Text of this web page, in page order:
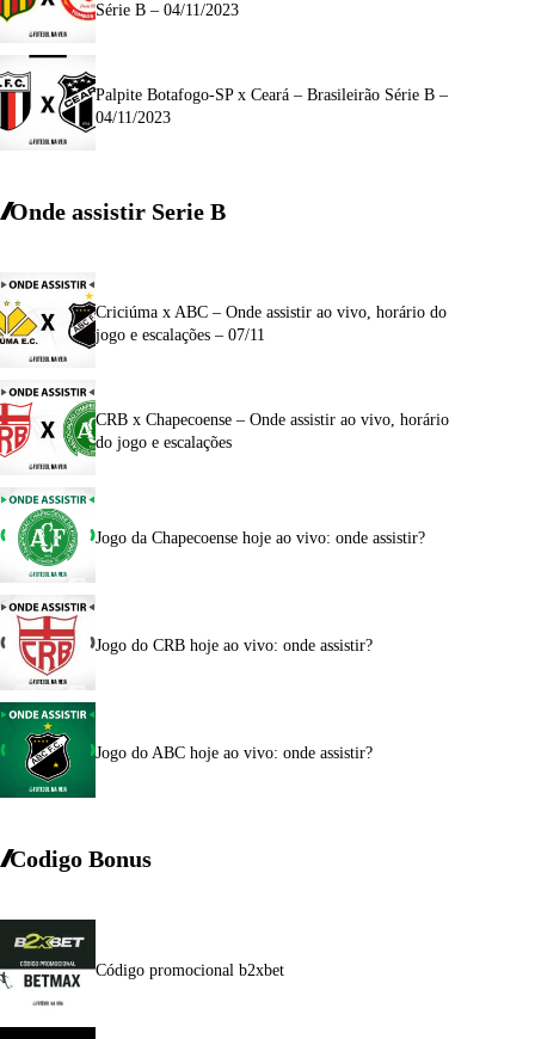
Série B – 04/11/2023
Palpite Botafogo-SP x Ceará – Brasileirão Série B –
04/11/2023
Onde assistir Serie B
Criciúma x ABC – Onde assistir ao vivo, horário do
jogo e escalações – 07/11
CRB x Chapecoense – Onde assistir ao vivo, horário
do jogo e escalações
Jogo da Chapecoense hoje ao vivo: onde assistir?
Jogo do CRB hoje ao vivo: onde assistir?
Jogo do ABC hoje ao vivo: onde assistir?
Codigo Bonus
Código promocional b2xbet